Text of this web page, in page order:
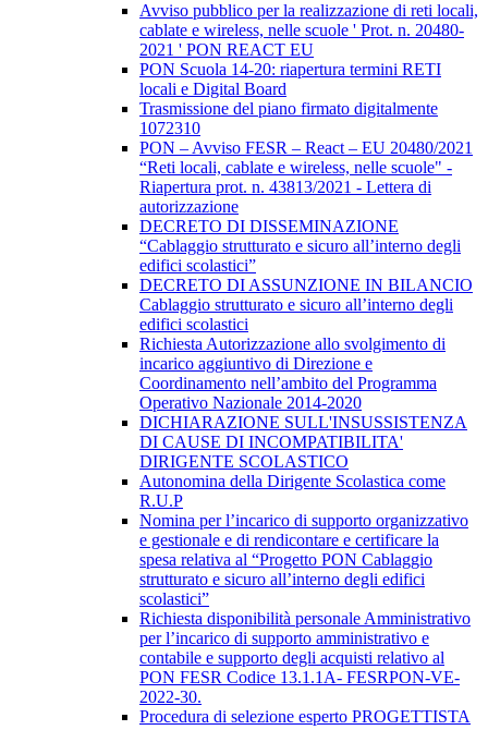
Avviso pubblico per la realizzazione di reti locali,
cablate e wireless, nelle scuole ' Prot. n. 20480-
2021 ' PON REACT EU
PON Scuola 14-20: riapertura termini RETI
locali e Digital Board
Trasmissione del piano firmato digitalmente
1072310
PON – Avviso FESR – React – EU 20480/2021
“Reti locali, cablate e wireless, nelle scuole" -
Riapertura prot. n. 43813/2021 - Lettera di
autorizzazione
DECRETO DI DISSEMINAZIONE
“Cablaggio strutturato e sicuro all’interno degli
edifici scolastici”
DECRETO DI ASSUNZIONE IN BILANCIO
Cablaggio strutturato e sicuro all’interno degli
edifici scolastici
Richiesta Autorizzazione allo svolgimento di
incarico aggiuntivo di Direzione e
Coordinamento nell’ambito del Programma
Operativo Nazionale 2014-2020
DICHIARAZIONE SULL'INSUSSISTENZA
DI CAUSE DI INCOMPATIBILITA'
DIRIGENTE SCOLASTICO
Autonomina della Dirigente Scolastica come
R.U.P
Nomina per l’incarico di supporto organizzativo
e gestionale e di rendicontare e certificare la
spesa relativa al “Progetto PON Cablaggio
strutturato e sicuro all’interno degli edifici
scolastici”
Richiesta disponibilità personale Amministrativo
per l’incarico di supporto amministrativo e
contabile e supporto degli acquisti relativo al
PON FESR Codice 13.1.1A- FESRPON-VE-
2022-30.
Procedura di selezione esperto PROGETTISTA